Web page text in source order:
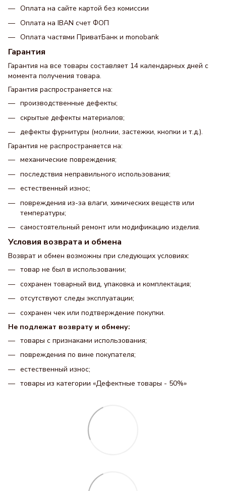
Оплата на сайте картой без комиссии
Оплата на IBAN счет ФОП
Оплата частями ПриватБанк и monobank
Гарантия
Гарантия на все товары составляет 14 календарных дней с
момента получения товара.
Гарантия распространяется на:
производственные дефекты;
скрытые дефекты материалов;
дефекты фурнитуры (молнии, застежки, кнопки и т.д.).
Гарантия не распространяется на:
механические повреждения;
последствия неправильного использования;
естественный износ;
повреждения из-за влаги, химических веществ или
температуры;
самостоятельный ремонт или модификацию изделия.
Условия возврата и обмена
Возврат и обмен возможны при следующих условиях:
товар не был в использовании;
сохранен товарный вид, упаковка и комплектация;
отсутствуют следы эксплуатации;
сохранен чек или подтверждение покупки.
Не подлежат возврату и обмену:
товары с признаками использования;
повреждения по вине покупателя;
естественный износ;
товары из категории «Дефектные товары - 50%»